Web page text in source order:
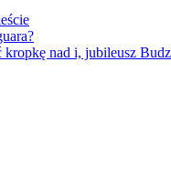
nad i, jubileusz